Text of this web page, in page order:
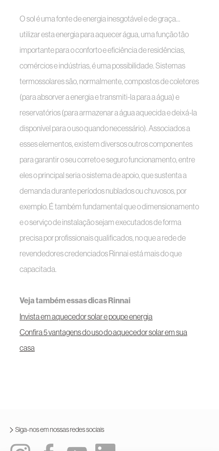
O sol é uma fonte de energia inesgotável e de graça...
utilizar esta energia para aquecer água, uma função tão
importante para o conforto e eficiência de residências,
comércios e indústrias, é uma possibilidade. Sistemas
termossolares são, normalmente, compostos de coletores
(para absorver a energia e transmiti-la para a água) e
reservatórios (para armazenar a água aquecida e deixá-la
disponível para o uso quando necessário). Associados a
esses elementos, existem diversos outros componentes
para garantir o seu correto e seguro funcionamento, entre
eles o principal seria o sistema de apoio, que sustenta a
demanda durante períodos nublados ou chuvosos, por
exemplo. É também fundamental que o dimensionamento
e o serviço de instalação sejam executados de forma
precisa por profissionais qualificados, no que a rede de
revendedores credenciados Rinnai está mais do que
capacitada.
Veja também essas dicas Rinnai
Invista em aquecedor solar e poupe energia
Confira 5 vantagens do uso do aquecedor solar em sua
casa
Siga-nos em nossas redes sociais